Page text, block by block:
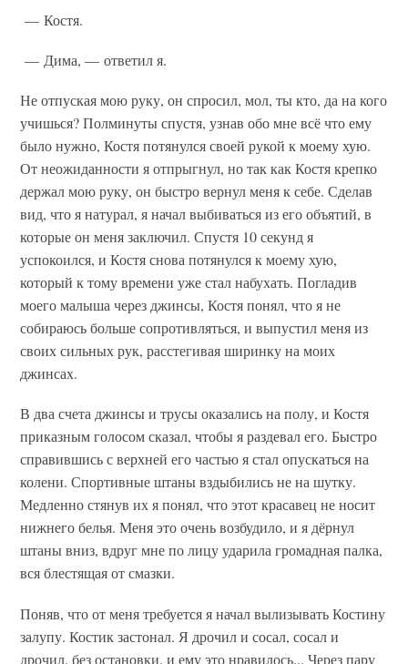
— Костя.
— Дима, — ответил я.
Не отпуская мою руку, он спросил, мол, ты кто, да на кого
учишься? Полминуты спустя, узнав обо мне всё что ему
было нужно, Костя потянулся своей рукой к моему хую.
От неожиданности я отпрыгнул, но так как Костя крепко
держал мою руку, он быстро вернул меня к себе. Сделав
вид, что я натурал, я начал выбиваться из его объятий, в
которые он меня заключил. Спустя 10 секунд я
успокоился, и Костя снова потянулся к моему хую,
который к тому времени уже стал набухать. Погладив
моего малыша через джинсы, Костя понял, что я не
собираюсь больше сопротивляться, и выпустил меня из
своих сильных рук, расстегивая ширинку на моих
джинсах.
В два счета джинсы и трусы оказались на полу, и Костя
приказным голосом сказал, чтобы я раздевал его. Быстро
справившись с верхней его частью я стал опускаться на
колени. Спортивные штаны вздыбились не на шутку.
Медленно стянув их я понял, что этот красавец не носит
нижнего белья. Меня это очень возбудило, и я дёрнул
штаны вниз, вдруг мне по лицу ударила громадная палка,
вся блестящая от смазки.
Поняв, что от меня требуется я начал вылизывать Костину
залупу. Костик застонал. Я дрочил и сосал, сосал и
дрочил, без остановки, и ему это нравилось... Через пару